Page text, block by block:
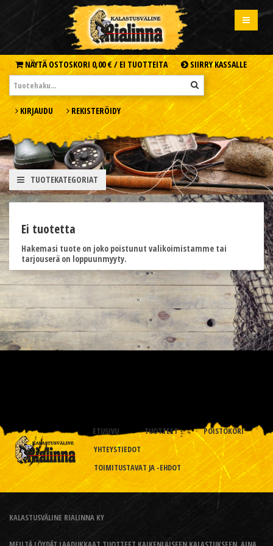
NÄYTÄ OSTOSKORI 0,00 € / EI TUOTTEITA SIIRRY KASSALLE
KIRJAUDU REKISTERÖIDY
TUOTEKATEGORIAT
Ei tuotetta
Hakemasi tuote on joko poistunut valikoimistamme tai
tarjouserä on loppuunmyyty.
ETUSIVU TUOTTEET
POISTOKORI
YHTEYSTIEDOT
TOIMITUSTAVAT JA -EHDOT
KALASTUSVÄLINE RIALINNA KY